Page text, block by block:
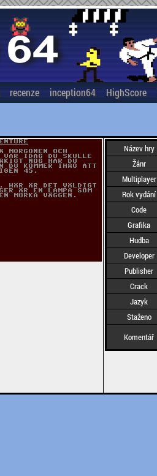
recenze inception64 HighScore
Název hry
Žánr
Multiplayer
Rok vydání
Code
Grafika
Hudba
Developer
Publisher
Crack
Jazyk
Staženo
Komentář